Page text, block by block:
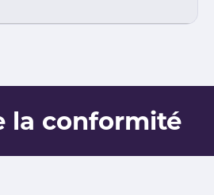
la conformité